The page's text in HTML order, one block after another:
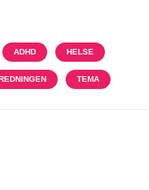
ADHD HELSE
TEMA